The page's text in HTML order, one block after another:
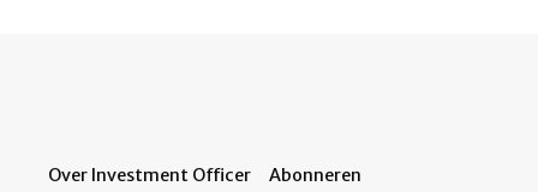
Over Investment Officer Abonneren